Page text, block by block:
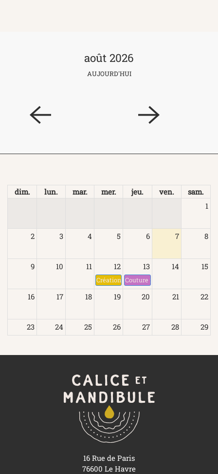
août 2026
AUJOURD'HUI
dim. lun. mar. mer. jeu. ven.
sam.
1
2 3 4 5 6 7 8
9 10 11 12
Création d'encres naturelles
13
Couture initiation : petits
14 15
16 17 18 19 20 21 22
23 24 25 26 27 28 29
30 31 1 2 3 4 5
16 Rue de Paris
76600 Le Havre